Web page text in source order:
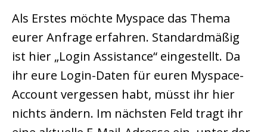
Als Erstes möchte Myspace das Thema
eurer Anfrage erfahren. Standardmäßig
ist hier „Login Assistance“ eingestellt. Da
ihr eure Login-Daten für euren Myspace-
Account vergessen habt, müsst ihr hier
nichts ändern. Im nächsten Feld tragt ihr